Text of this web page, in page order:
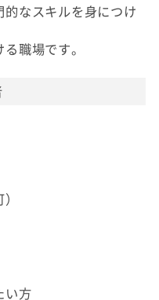
なスキルを身につけ
職場です。
い方